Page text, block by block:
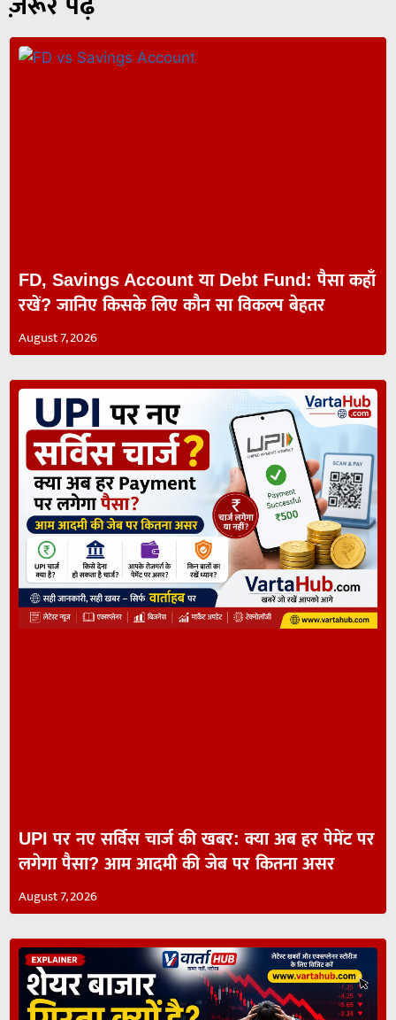
FD, Savings Account या Debt Fund: पैसा कहाँ
रखें? जानिए किसके लिए कौन सा विकल्प बेहतर
August 7, 2026
UPI पर नए सर्विस चार्ज की खबर: क्या अब हर पेमेंट पर
लगेगा पैसा? आम आदमी की जेब पर कितना असर
August 7, 2026